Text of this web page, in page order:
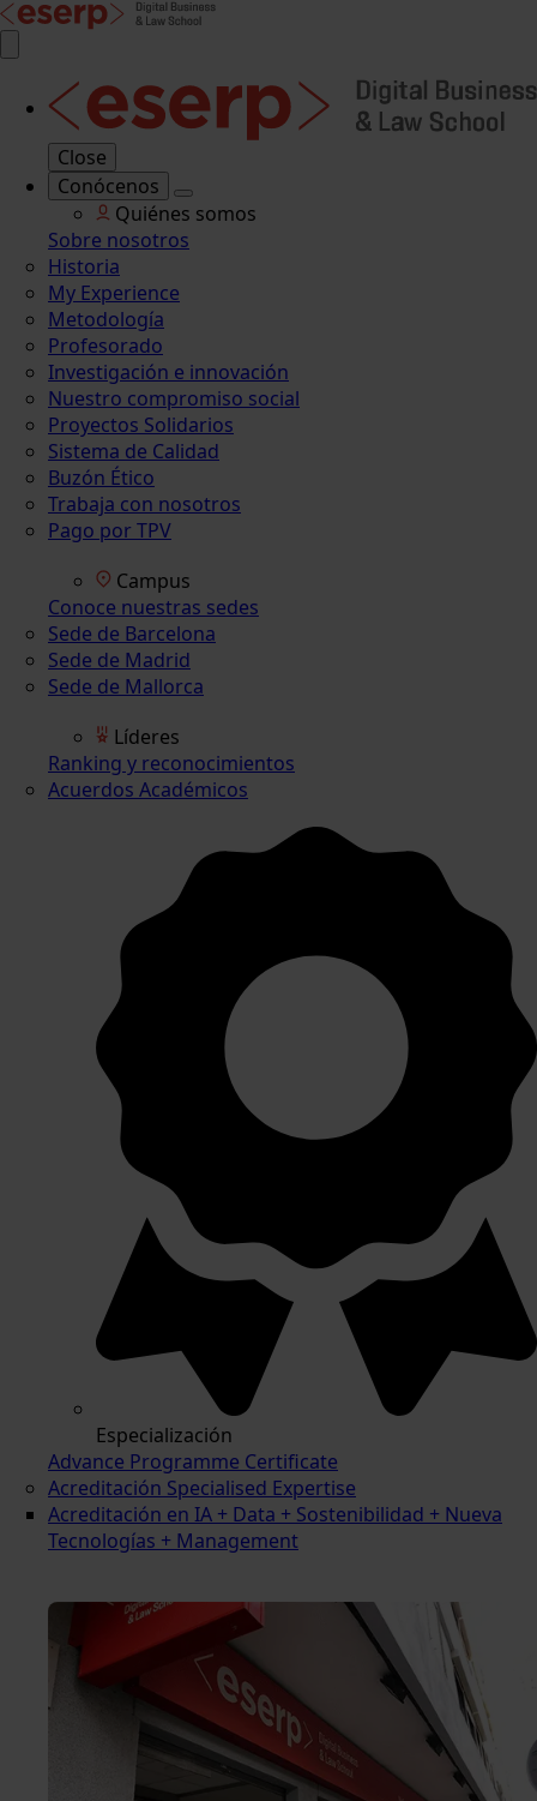
Close
Conócenos
Quiénes somos
Sobre nosotros
Historia
My Experience
Metodología
Profesorado
Investigación e innovación
Nuestro compromiso social
Proyectos Solidarios
Sistema de Calidad
Buzón Ético
Trabaja con nosotros
Pago por TPV
Campus
Conoce nuestras sedes
Sede de Barcelona
Sede de Madrid
Sede de Mallorca
Líderes
Ranking y reconocimientos
Acuerdos Académicos
Especialización
Advance Programme Certificate
Acreditación Specialised Expertise
Acreditación en IA + Data + Sostenibilidad + Nueva
Tecnologías + Management